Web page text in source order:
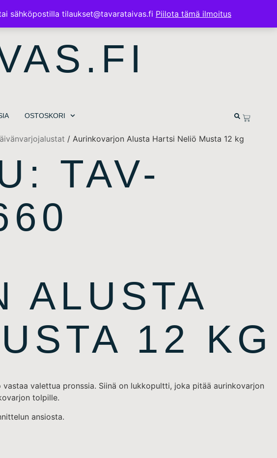
sähköpostilla tilaukset@tavarataivas.fi Piilota tämä ilmoitus
OSTOSKORI
/ Aurinkovarjon Alusta Hartsi Neliö Musta 12 kg
TAV-
ALUSTA
12 KG
valettua pronssia. Siinä on lukkopultti, joka pitää aurinkovarjon
tolpille.
ansiosta.